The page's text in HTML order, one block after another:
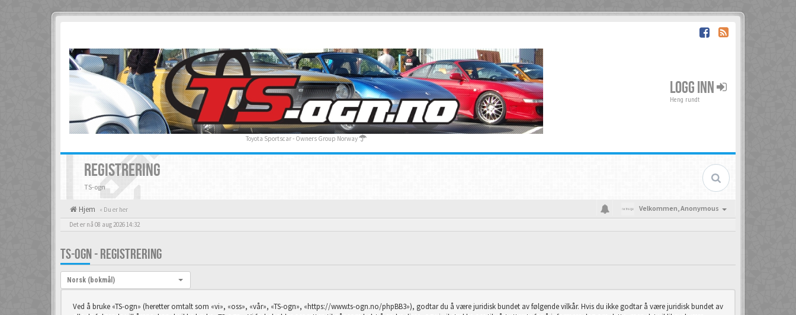
Toyota Sportscar - Owners Group Norway
LOGG INN
Heng rundt
REGISTRERING
TS-ogn
Hjem « Du er her Velkommen,Anonymous
Det er nå 08 aug 2026 14:32
TS-OGN - REGISTRERING
Språk:Norsk (bokmål)
Ved å bruke «TS-ogn» (heretter omtalt som «vi», «oss», «vår», «TS-ogn», «https://www.ts-ogn.no/phpBB3»), godtar du å være juridisk bundet av følgende vilkår. Hvis du ikke godtar å være juridisk bundet av